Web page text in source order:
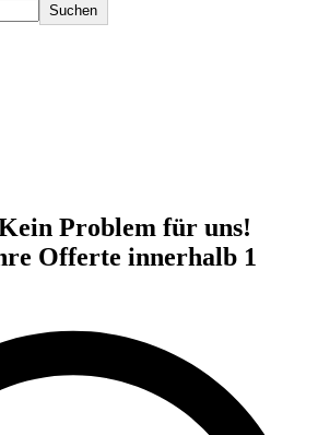
Suchen
Problem für uns!
Offerte innerhalb 1